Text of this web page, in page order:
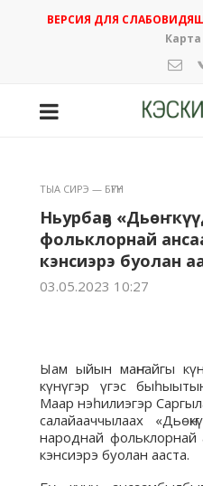
ВЕРСИЯ ДЛЯ
ТЫА СИРЭ — БҮГҮН
Ньурбаҕа
фольклорнай
кэнсиэрэ буолан
03.05.2023 10:27
Ыам ыйын маҥнайгы
күнүгэр үгэс
Маар нэһилиэгэр
салайааччылаах
народнай фольклорнай
кэнсиэрэ буолан ааста.